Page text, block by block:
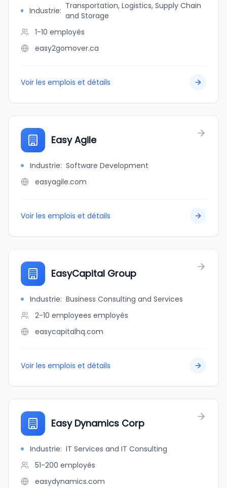
Industrie: Transportation, Logistics, Supply Chain
and Storage
1-10 employés
easy2gomover.ca
Voir les emplois et détails
Easy Agile
Industrie: Software Development
easyagile.com
Voir les emplois et détails
EasyCapital Group
Industrie: Business Consulting and Services
2-10 employees employés
easycapitalhq.com
Voir les emplois et détails
Easy Dynamics Corp
Industrie: IT Services and IT Consulting
51-200 employés
easydynamics.com